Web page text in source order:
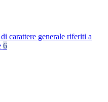
carattere generale riferiti a
6